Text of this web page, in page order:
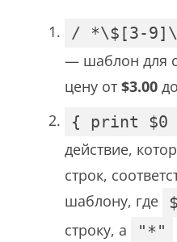
/ *\$[3-
— шаблон для
цену от $3.00 до
{ print
действие,
строк,
шаблону, где
строку, а
"*"